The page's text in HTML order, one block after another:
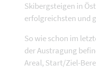
Skibergsteigen in
erfolgreichsten und
So wie schon im
der Austragung
Areal, Start/Ziel-